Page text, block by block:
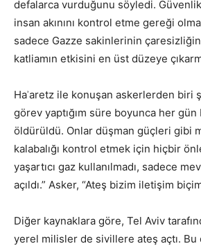
defalarca vurduğunu söyledi.
insan akınını kontrol etme gereği
sadece Gazze sakinlerinin
katliamın etkisini en üst düzeye
Haʾaretz ile konuşan askerlerden biri
görev yaptığım süre boyunca her
öldürüldü. Onlar düşman güçleri gibi
kalabalığı kontrol etmek için hiçbir
yaşartıcı gaz kullanılmadı, sadece
açıldı.” Asker, “Ateş bizim iletişim
Diğer kaynaklara göre, Tel Aviv
yerel milisler de sivillere ateş açtı.